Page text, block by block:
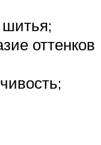
шитья;
оттенков